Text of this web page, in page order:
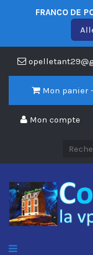
Mon panier
Mon compte
FRANCO DE